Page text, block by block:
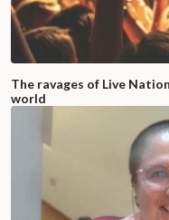
The ravages of Live
world